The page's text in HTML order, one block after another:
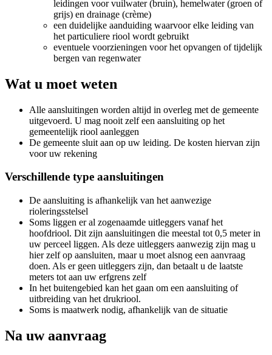
leidingen voor vuilwater (bruin), hemelwater (groen of
grijs) en drainage (crème)
een duidelijke aanduiding waarvoor elke leiding van
het particuliere riool wordt gebruikt
eventuele voorzieningen voor het opvangen of tijdelijk
bergen van regenwater
Wat u moet weten
Alle aansluitingen worden altijd in overleg met de gemeente
uitgevoerd. U mag nooit zelf een aansluiting op het
gemeentelijk riool aanleggen
De gemeente sluit aan op uw leiding. De kosten hiervan zijn
voor uw rekening
Verschillende type aansluitingen
De aansluiting is afhankelijk van het aanwezige
rioleringsstelsel
Soms liggen er al zogenaamde uitleggers vanaf het
hoofdriool. Dit zijn aansluitingen die meestal tot 0,5 meter in
uw perceel liggen. Als deze uitleggers aanwezig zijn mag u
hier zelf op aansluiten, maar u moet alsnog een aanvraag
doen. Als er geen uitleggers zijn, dan betaalt u de laatste
meters tot aan uw erfgrens zelf
In het buitengebied kan het gaan om een aansluiting of
uitbreiding van het drukriool.
Soms is maatwerk nodig, afhankelijk van de situatie
Na uw aanvraag